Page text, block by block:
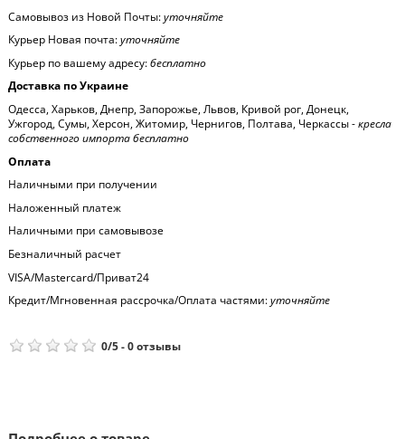
Самовывоз из Новой Почты:уточняйте
Курьер Новая почта:уточняйте
Курьер по вашему адресу:бесплатно
Доставка по Украине
Одесса, Харьков, Днепр, Запорожье, Львов, Кривой рог, Донецк,
Ужгород, Сумы, Херсон, Житомир, Чернигов, Полтава, Черкассы -кресла
собственного импорта бесплатно
Оплата
Наличными при получении
Наложенный платеж
Наличными при самовывозе
Безналичный расчет
VISA/Mastercard/Приват24
Кредит/Мгновенная рассрочка/Оплата частями:уточняйте
0/5-0отзывы